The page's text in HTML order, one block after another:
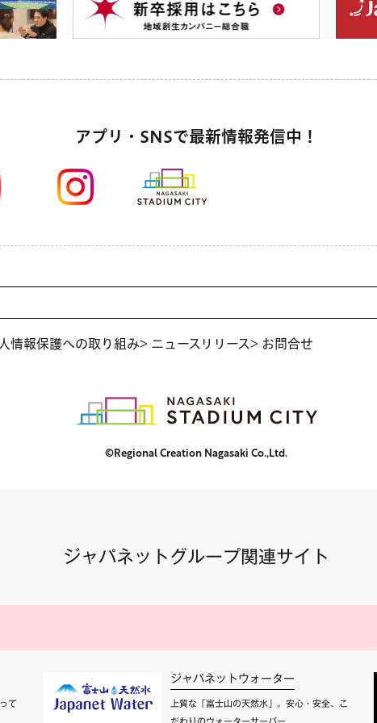
アプリ・SNSで最新情報発信中！
情報保護への取り組み> ニュースリリース> お問合せ
©Regional Creation Nagasaki Co.,Ltd.
ジャパネットグループ関連サイト
て
ジャパネットウォーター
上質な「富士山の天然水」。安心・安全、こ